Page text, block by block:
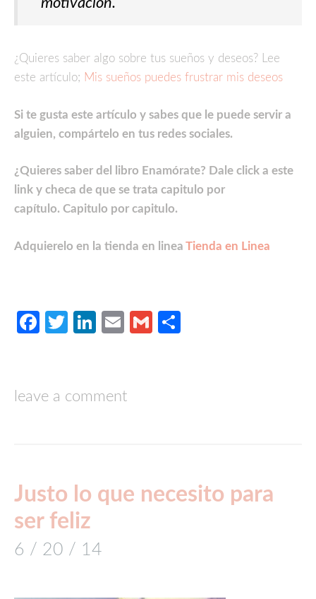
¿Quieres saber algo sobre tus sueños y deseos? Lee
este artículo; Mis sueños puedes frustrar mis deseos
Si te gusta este artículo y sabes que le puede servir a
alguien, compártelo en tus redes sociales.
¿Quieres saber del libro Enamórate? Dale click a este
link y checa de que se trata capitulo por
capítulo. Capitulo por capitulo.
Adquierelo en la tienda en linea Tienda en Linea
Facebook
TwitterLinkedIn
EmailGmail
leave a comment
Justo lo que necesito para
ser feliz
6 / 20 / 14